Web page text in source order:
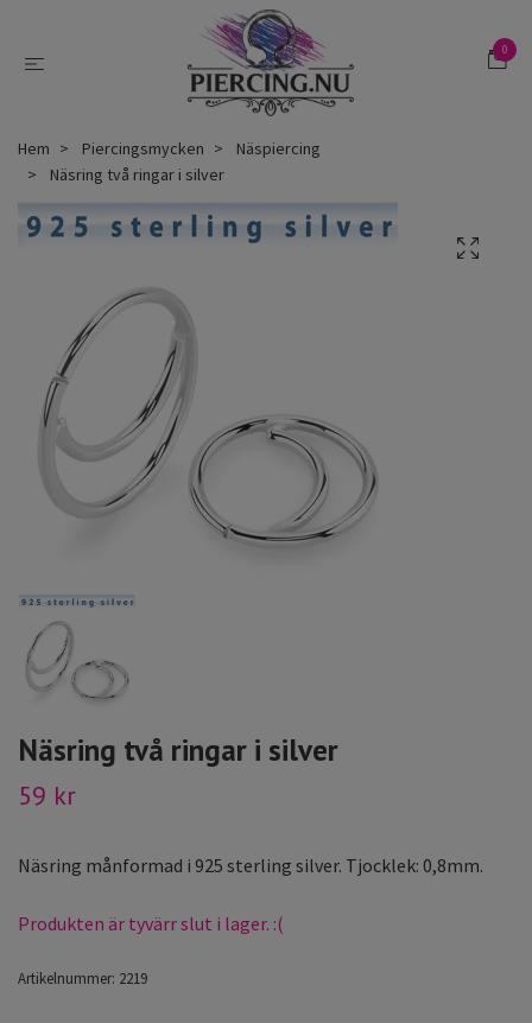
0
Hem Piercingsmycken
Näspiercing
Näsring två ringar i silver
Näsring två ringar i silver
59 kr
Näsring månformad i 925 sterling silver. Tjocklek: 0,8mm.
Produkten är tyvärr slut i lager. :(
Artikelnummer: 2219